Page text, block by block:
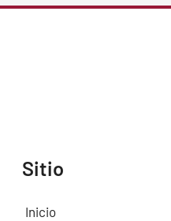
Sitio
Inicio